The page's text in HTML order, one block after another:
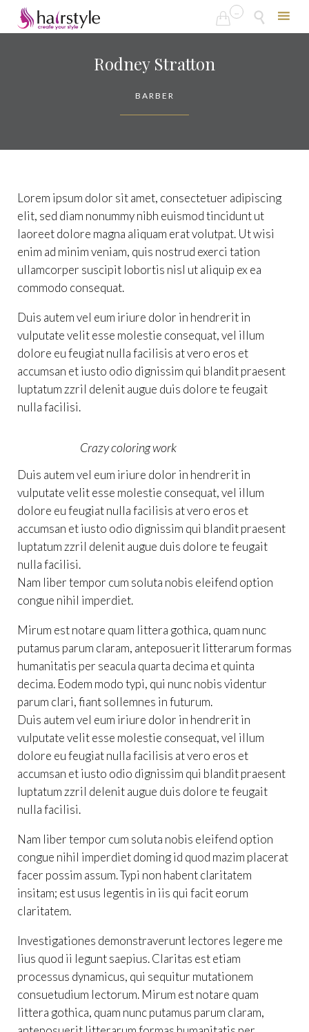
 ...

to
Rodney Stratton
BARBER
Lorem ipsum dolor sit amet, consectetuer adipiscing
elit, sed diam nonummy nibh euismod tincidunt ut
laoreet dolore magna aliquam erat volutpat. Ut wisi
enim ad minim veniam, quis nostrud exerci tation
ullamcorper suscipit lobortis nisl ut aliquip ex ea
commodo consequat.
Duis autem vel eum iriure dolor in hendrerit in
vulputate velit esse molestie consequat, vel illum
dolore eu feugiat nulla facilisis at vero eros et
accumsan et iusto odio dignissim qui blandit praesent
luptatum zzril delenit augue duis dolore te feugait
nulla facilisi.
Crazy coloring work
Duis autem vel eum iriure dolor in hendrerit in
vulputate velit esse molestie consequat, vel illum
dolore eu feugiat nulla facilisis at vero eros et
accumsan et iusto odio dignissim qui blandit praesent
luptatum zzril delenit augue duis dolore te feugait
nulla facilisi.
Nam liber tempor cum soluta nobis eleifend option
congue nihil imperdiet.
Mirum est notare quam littera gothica, quam nunc
putamus parum claram, anteposuerit litterarum formas
humanitatis per seacula quarta decima et quinta
decima. Eodem modo typi, qui nunc nobis videntur
parum clari, fiant sollemnes in futurum.
Duis autem vel eum iriure dolor in hendrerit in
vulputate velit esse molestie consequat, vel illum
dolore eu feugiat nulla facilisis at vero eros et
accumsan et iusto odio dignissim qui blandit praesent
luptatum zzril delenit augue duis dolore te feugait
nulla facilisi.
Nam liber tempor cum soluta nobis eleifend option
congue nihil imperdiet doming id quod mazim placerat
facer possim assum. Typi non habent claritatem
insitam; est usus legentis in iis qui facit eorum
claritatem.
Investigationes demonstraverunt lectores legere me
lius quod ii legunt saepius. Claritas est etiam
processus dynamicus, qui sequitur mutationem
consuetudium lectorum. Mirum est notare quam
littera gothica, quam nunc putamus parum claram,